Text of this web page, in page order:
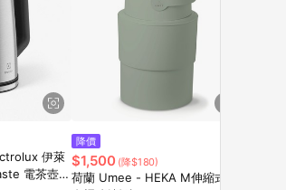
伊萊
電茶壺 1.
降價
$1,500 (降$180)
荷蘭 Umee - HEKA M伸縮式尿